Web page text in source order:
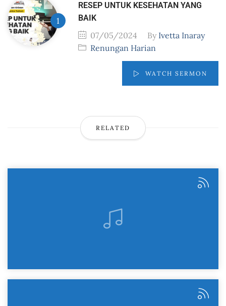
RESEP UNTUK KESEHATAN YANG
BAIK
07/05/2024 By Ivetta Inaray
Renungan Harian
WATCH SERMON
RELATED